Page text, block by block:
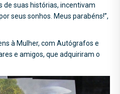
de suas histórias, incentivam
seus sonhos. Meus parabéns!”,
à Mulher, com Autógrafos e
e amigos, que adquiriram o